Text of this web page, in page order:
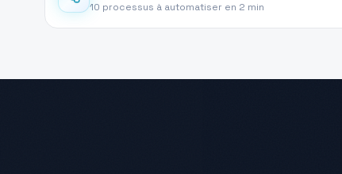
10 processus à automatiser en 2 min